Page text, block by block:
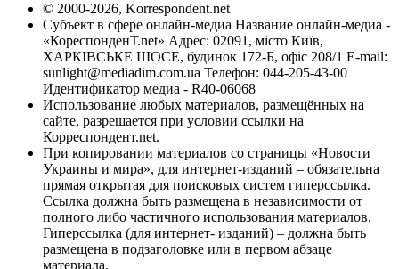
© 2000-2026, Korrespondent.net
Субъект в сфере онлайн-медиа Название онлайн-медиа -
«КореспонденТ.net» Адрес: 02091, місто Київ,
ХАРКІВСЬКЕ ШОСЕ, будинок 172-Б, офіс 208/1 E-mail:
sunlight@mediadim.com.ua Телефон: 044-205-43-00
Идентификатор медиа - R40-06068
Использование любых материалов, размещённых на
сайте, разрешается при условии ссылки на
Корреспондент.net.
При копировании материалов со страницы «Новости
Украины и мира», для интернет-изданий – обязательна
прямая открытая для поисковых систем гиперссылка.
Ссылка должна быть размещена в независимости от
полного либо частичного использования материалов.
Гиперссылка (для интернет- изданий) – должна быть
размещена в подзаголовке или в первом абзаце
материала.